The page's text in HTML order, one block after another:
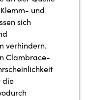
und
sich
verhindern.
Clambrace-
die